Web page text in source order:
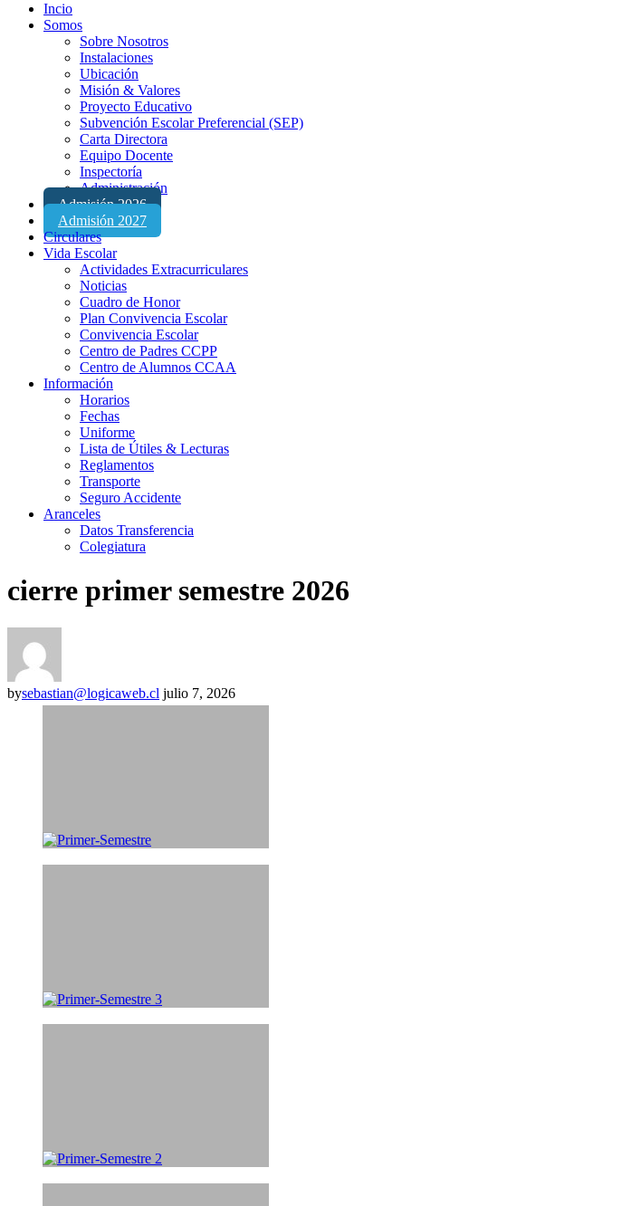
Incio
Somos
Sobre Nosotros
Instalaciones
Ubicación
Misión & Valores
Proyecto Educativo
Subvención Escolar Preferencial (SEP)
Carta Directora
Equipo Docente
Inspectoría
Administración
Admisión 2026
Admisión 2027
Circulares
Vida Escolar
Actividades Extracurriculares
Noticias
Cuadro de Honor
Plan Convivencia Escolar
Convivencia Escolar
Centro de Padres CCPP
Centro de Alumnos CCAA
Información
Horarios
Fechas
Uniforme
Lista de Útiles & Lecturas
Reglamentos
Transporte
Seguro Accidente
Aranceles
Datos Transferencia
Colegiatura
cierre primer semestre 2026
bysebastian@logicaweb.cl julio 7, 2026